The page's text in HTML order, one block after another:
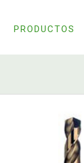
PRODUCTOS